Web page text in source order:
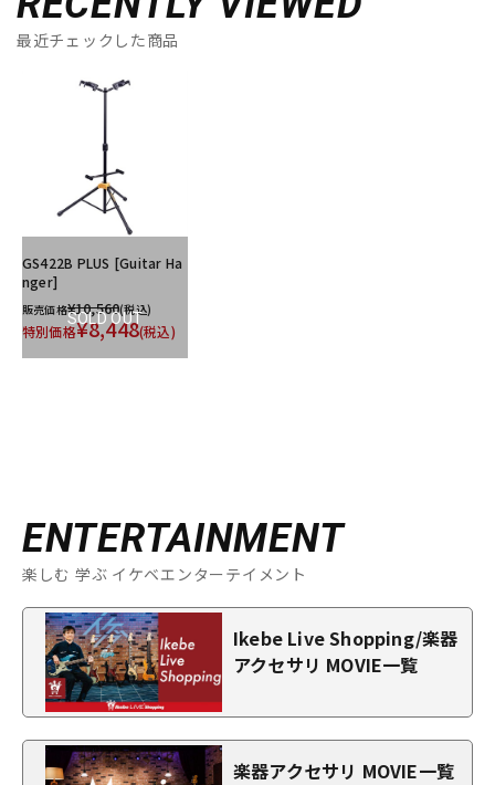
最近チェックした商品
SOLD OUT
GS422B PLUS [Guitar Ha
nger]
販売価格¥10,560(税込)
特別価格¥8,448(税込)
ENTERTAINMENT
楽しむ 学ぶ イケベエンターテイメント
Ikebe Live Shopping/楽器
アクセサリ MOVIE一覧
楽器アクセサリ MOVIE一覧